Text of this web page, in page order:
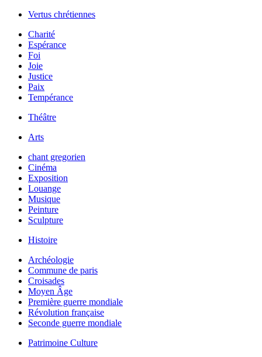
Vertus chrétiennes
Charité
Espérance
Foi
Joie
Justice
Paix
Tempérance
Théâtre
Arts
chant gregorien
Cinéma
Exposition
Louange
Musique
Peinture
Sculpture
Histoire
Archéologie
Commune de paris
Croisades
Moyen Âge
Première guerre mondiale
Révolution française
Seconde guerre mondiale
Patrimoine Culture